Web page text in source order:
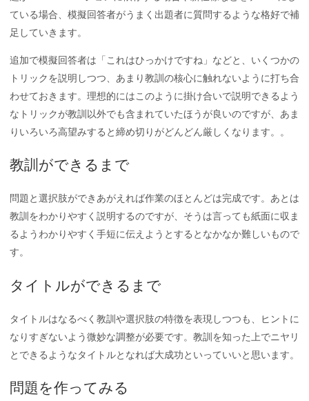
ている場合、模擬回答者がうまく出題者に質問するような格好で補
足していきます。
追加で模擬回答者は「これはひっかけですね」などと、いくつかの
トリックを説明しつつ、あまり教訓の核心に触れないように打ち合
わせておきます。理想的にはこのように掛け合いで説明できるよう
なトリックが教訓以外でも含まれていたほうが良いのですが、あま
りいろいろ高望みすると締め切りがどんどん厳しくなります。。
教訓ができるまで
問題と選択肢ができあがえれば作業のほとんどは完成です。あとは
教訓をわかりやすく説明するのですが、そうは言っても紙面に収ま
るようわかりやすく手短に伝えようとするとなかなか難しいもので
す。
タイトルができるまで
タイトルはなるべく教訓や選択肢の特徴を表現しつつも、ヒントに
なりすぎないよう微妙な調整が必要です。教訓を知った上でニヤリ
とできるようなタイトルとなれば大成功といっていいと思います。
問題を作ってみる